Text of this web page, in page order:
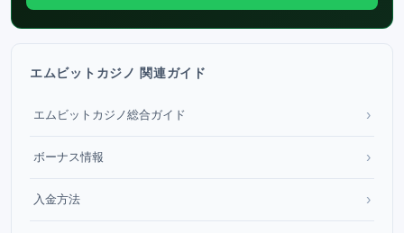
エムビットカジノ 関連ガイド
エムビットカジノ総合ガイド ›
ボーナス情報 ›
入金方法 ›